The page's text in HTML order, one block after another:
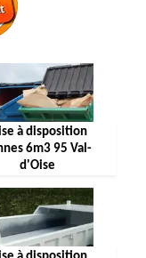
à disposition
6m3 95 Val-
d'Oise